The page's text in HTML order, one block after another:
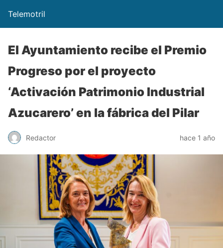
Telemotril
El Ayuntamiento recibe el Premio
Progreso por el proyecto
‘Activación Patrimonio Industrial
Azucarero’ en la fábrica del Pilar
Redactor hace 1 año